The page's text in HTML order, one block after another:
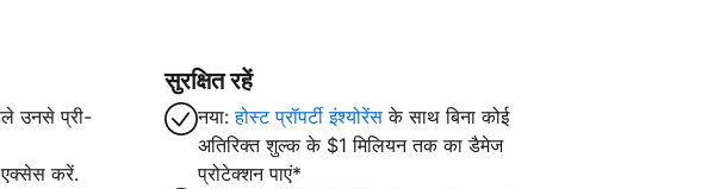
उनसे प्री-
एक्सेस करें.
सुरक्षित रहें
नया:होस्ट प्रॉपर्टी इंश्योरेंस के साथ बिना कोई
अतिरिक्त शुल्क के $1 मिलियन तक का डैमेज
प्रोटेक्शन पाएं*